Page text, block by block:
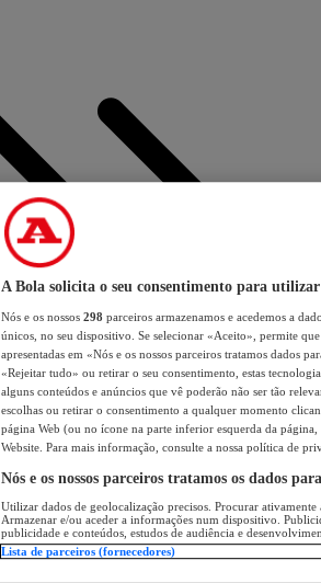
A Bola solicita o seu consentimento para utilizar
Nós e os nossos 298 parceiros armazenamos e acedemos a
únicos, no seu dispositivo. Se selecionar «Aceito», permite
apresentadas em «Nós e os nossos parceiros tratamos dados
«Rejeitar tudo» ou retirar o seu consentimento, estas
alguns conteúdos e anúncios que vê poderão não ser tão
escolhas ou retirar o consentimento a qualquer momento
página Web (ou no ícone na parte inferior esquerda da página,
Website. Para mais informação, consulte a nossa política de
Nós e os nossos parceiros tratamos os dados
Utilizar dados de geolocalização precisos. Procurar
Armazenar e/ou aceder a informações num dispositivo.
publicidade e conteúdos, estudos de audiência e
Lista de parceiros (fornecedores)